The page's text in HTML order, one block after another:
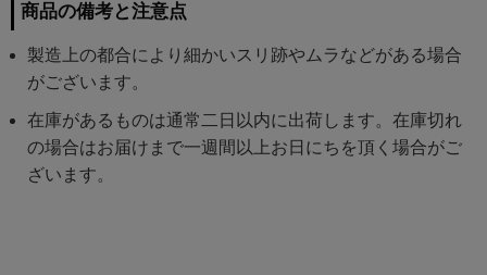
商品の備考と注意点
製造上の都合により細かいスリ跡やムラなどがある場合
がございます。
在庫があるものは通常二日以内に出荷します。在庫切れ
の場合はお届けまで一週間以上お日にちを頂く場合がご
ざいます。